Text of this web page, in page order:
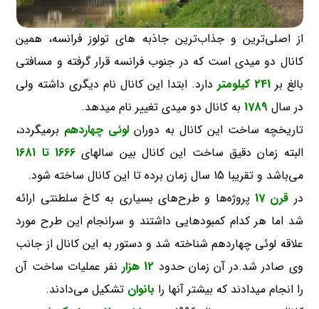
از اصلی‌ترین و جذاب‌ترین جاذبه های تولوز فرانسه، همین
کانال دو میدی است که در جنوب فرانسه قرار گرفته و مسافتی
بالغ بر241 کیلومتر
دارد. ابتدا این کانال نام دیگری داشته ولی
در سال1789 به کانال دو میدی تغییر نام میدهد.
تاریخچه ساخت این کانال به دوران لوئی چهاردهم برمیگردد،
البته زمان دقیق ساخت این کانال بین سالهای 1666 تا 1681
می‌باشد و تقریبا 15 سال زمان برده تا این کانال ساخته شود.
در قرن 17
پروژه‌ها و طرح‌های بسیاری به کاخ سلطنتی ارائه
شد اما هر کدام کمبود‌هایی داشتند و سرانجام این طرح مورد
علاقه لوئی چهاردهم شناخته شد و دستور به این کانال از جانب
وی صادر شد.در آن زمان حدود 12 هزار
نفر عملیات ساخت آن
را انجام میدادند که بیشتر آنها را بانوان تشکیل می‌دادند.